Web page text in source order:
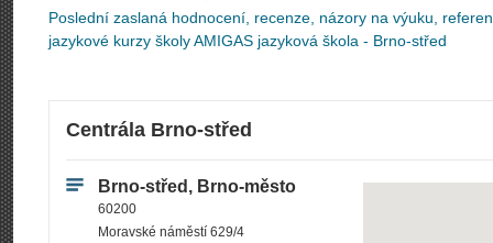
Poslední zaslaná hodnocení, recenze, názory na výuku,
jazykové kurzy školy AMIGAS jazyková škola - Brno-střed
Centrála Brno-střed
Brno-střed, Brno-město
60200
Moravské náměstí 629/4